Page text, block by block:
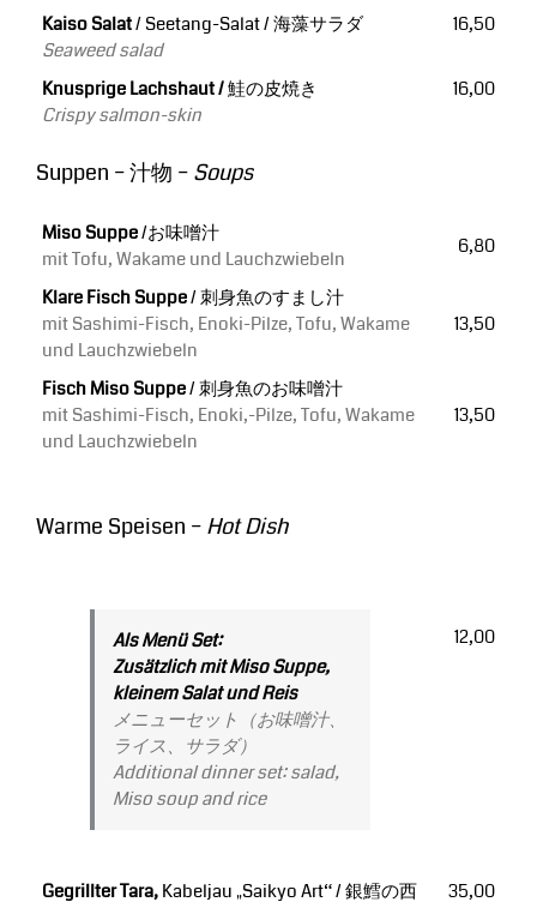
Kaiso Salat/ Seetang-Salat / 海藻サラダ
Seaweed salad
16,50
Knusprige Lachshaut /鮭の皮焼き
Crispy salmon-skin
16,00
Suppen – 汁物 –Soups
Miso Suppe/お味噌汁
mit Tofu, Wakame und Lauchzwiebeln
6,80
Klare Fisch Suppe/ 刺身魚のすまし汁
mit Sashimi-Fisch, Enoki-Pilze, Tofu, Wakame
und Lauchzwiebeln
13,50
Fisch Miso Suppe/ 刺身魚のお味噌汁
mit Sashimi-Fisch, Enoki,-Pilze, Tofu, Wakame
und Lauchzwiebeln
13,50
Warme Speisen –Hot Dish
Als Menü Set:
Zusätzlich mit Miso Suppe,
kleinem Salat und Reis
メニューセット（お味噌汁、
ライス、サラダ）
Additional dinner set: salad,
Miso soup and rice
12,00
Gegrillter Tara,Kabeljau „Saikyo Art“ / 銀鱈の西
35,00